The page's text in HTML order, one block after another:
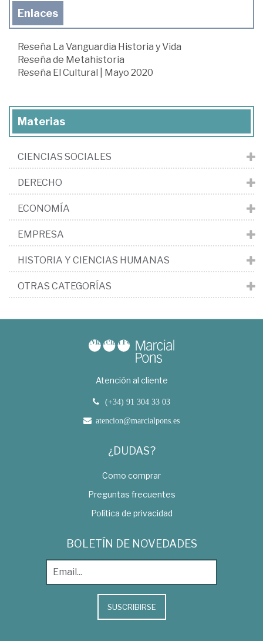
Enlaces
Reseña La Vanguardia Historia y Vida
Reseña de Metahistoria
Reseña El Cultural | Mayo 2020
Materias
CIENCIAS SOCIALES
DERECHO
ECONOMÍA
EMPRESA
HISTORIA Y CIENCIAS HUMANAS
OTRAS CATEGORÍAS
Atención al cliente
(+34) 91 304 33 03
atencion@marcialpons.es
¿DUDAS?
Como comprar
Preguntas frecuentes
Política de privacidad
BOLETÍN DE NOVEDADES
SUSCRIBIRSE